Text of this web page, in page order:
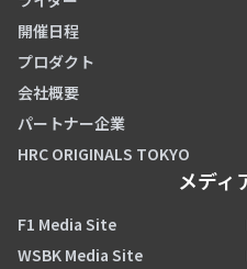
開催日程
プロダクト
会社概要
パートナー企業
HRC ORIGINALS TOKYO
メディ
F1 Media Site
WSBK Media Site